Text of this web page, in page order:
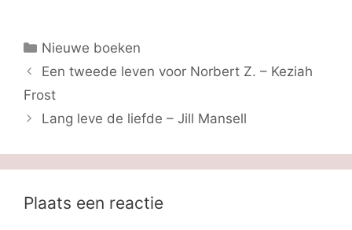
Categorieën
Nieuwe boeken
Een tweede leven voor Norbert Z. – Keziah
Frost
Lang leve de liefde – Jill Mansell
Plaats een reactie